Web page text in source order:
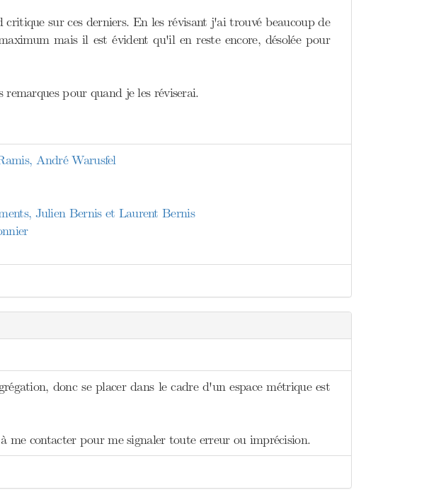
sur ces derniers. En les révisant j'ai trouvé beaucoup de
mais il est évident qu'il en reste encore, désolée pour
pour quand je les réviserai.
André Warusfel
Julien Bernis et Laurent Bernis
donc se placer dans le cadre d'un espace métrique est
me contacter pour me signaler toute erreur ou imprécision.